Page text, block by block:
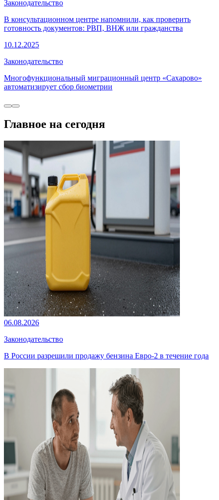
Законодательство
В консультационном центре напомнили, как проверить
готовность документов: РВП, ВНЖ или гражданства
10.12.2025
Законодательство
Многофункциональный миграционный центр «Сахарово»
автоматизирует сбор биометрии
Главное на сегодня
06.08.2026
Законодательство
В России разрешили продажу бензина Евро-2 в течение года